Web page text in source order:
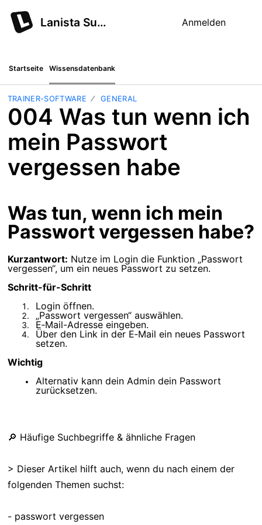
Lanista Support Anmelden
Startseite Wissensdatenbank
TRAINER-SOFTWARE GENERAL
004 Was tun wenn ich
mein Passwort
vergessen habe
Was tun, wenn ich mein
Passwort vergessen habe?
Kurzantwort: Nutze im Login die Funktion „Passwort
vergessen“, um ein neues Passwort zu setzen.
Schritt-für-Schritt
Login öffnen.
„Passwort vergessen“ auswählen.
E‑Mail-Adresse eingeben.
Über den Link in der E‑Mail ein neues Passwort
setzen.
Wichtig
Alternativ kann dein Admin dein Passwort
zurücksetzen.
🔎 Häufige Suchbegriffe & ähnliche Fragen
> Dieser Artikel hilft auch, wenn du nach einem der
folgenden Themen suchst:
- passwort vergessen